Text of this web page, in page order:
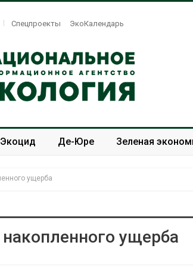
Спецпроекты ЭкоКалендарь
Экоцид Де-Юре Зеленая
ущерба
ущерба
может